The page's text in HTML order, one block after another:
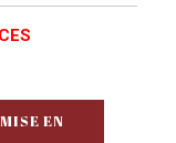
EN